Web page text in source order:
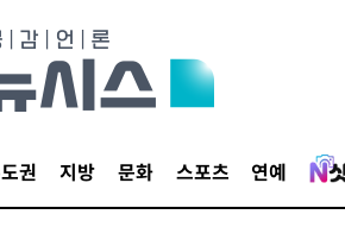
권 지방 문화 스포츠 연예